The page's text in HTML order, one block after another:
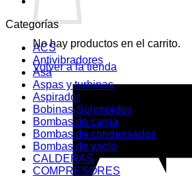
No hay productos en el carrito.
Volver a la tienda
Categorías
ACS
Antivibradores
Asa
Aspas y turbinas
Aspirador
Bobinas-Solenoides
Bombas de carga
Bombas de condensados
Bombas de vacío
CALDERAS
COMPRESORES